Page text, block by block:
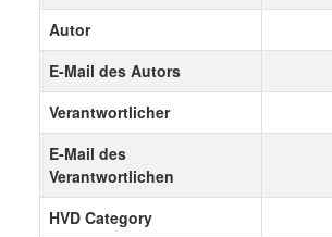
Autor
E-Mail des Autors
Verantwortlicher
E-Mail des
Verantwortlichen
HVD Category